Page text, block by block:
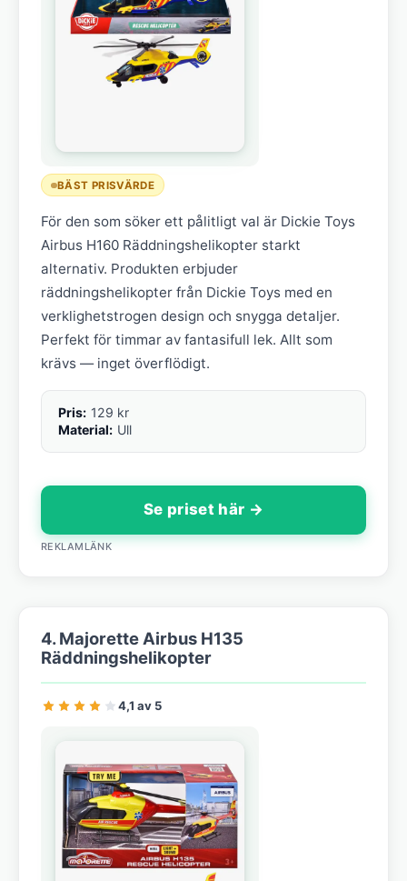
BÄST PRISVÄRDE
För den som söker ett pålitligt val är Dickie Toys
Airbus H160 Räddningshelikopter starkt
alternativ. Produkten erbjuder
räddningshelikopter från Dickie Toys med en
verklighetstrogen design och snygga detaljer.
Perfekt för timmar av fantasifull lek. Allt som
krävs — inget överflödigt.
Pris: 129 kr
Material: Ull
Se priset här →
REKLAMLÄNK
4. Majorette Airbus H135
Räddningshelikopter
4,1 av 5